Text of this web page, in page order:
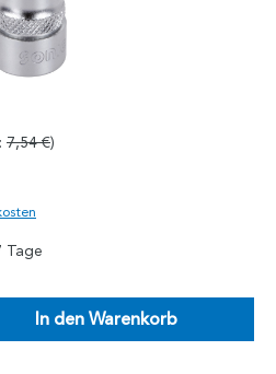
7,54 €)
Tage
In den Warenkorb